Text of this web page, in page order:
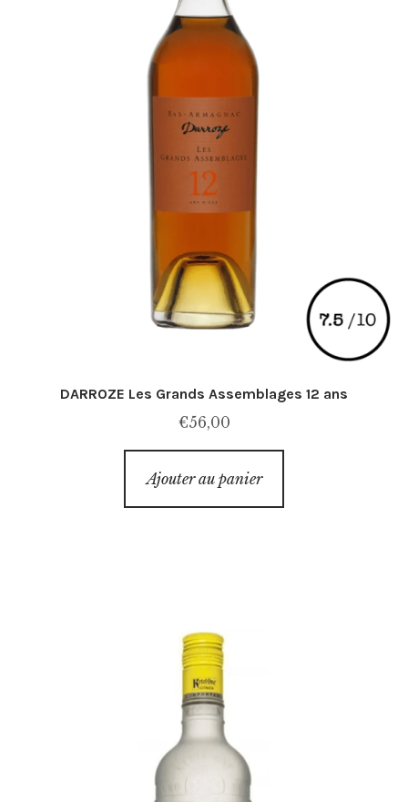
DARROZE Les Grands Assemblages 12 ans
€56,00
Ajouter au panier